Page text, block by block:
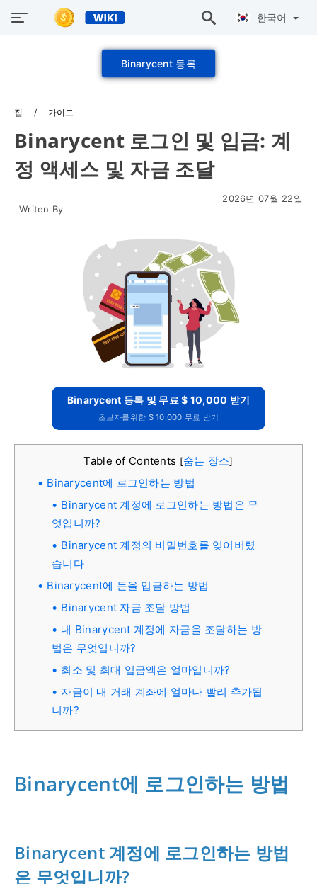
한국어
Binarycent 등록
집 가이드
Binarycent 로그인 및 입금: 계
정 액세스 및 자금 조달
Writen By
2026년 07월 22일
Binarycent 등록 및 무료 $ 10,000 받기
초보자를위한 $ 10,000 무료 받기
Table of Contents [숨는 장소]
Binarycent에 로그인하는 방법
Binarycent 계정에 로그인하는 방법은 무
엇입니까?
Binarycent 계정의 비밀번호를 잊어버렸
습니다
Binarycent에 돈을 입금하는 방법
Binarycent 자금 조달 방법
내 Binarycent 계정에 자금을 조달하는 방
법은 무엇입니까?
최소 및 최대 입금액은 얼마입니까?
자금이 내 거래 계좌에 얼마나 빨리 추가됩
니까?
Binarycent에 로그인하는 방법
Binarycent 계정에 로그인하는 방법
은 무엇입니까?